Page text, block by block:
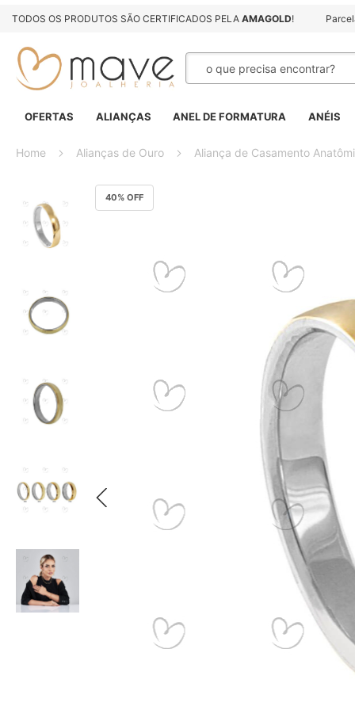
TODOS OS PRODUTOS SÃO CERTIFICADOS PELA AMAGOLD!
Pesquisa
OFERTAS ALIANÇAS ANEL DE FORMATURA ANÉIS
Home Alianças de Ouro Aliança de Casamento
40% OFF
final
da
imagens